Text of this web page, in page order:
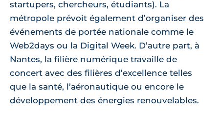
startupers, chercheurs, étudiants). La
métropole prévoit également d’organiser des
événements de portée nationale comme le
Web2days ou la Digital Week. D’autre part, à
Nantes, la filière numérique travaille de
concert avec des filières d’excellence telles
que la santé, l’aéronautique ou encore le
développement des énergies renouvelables.